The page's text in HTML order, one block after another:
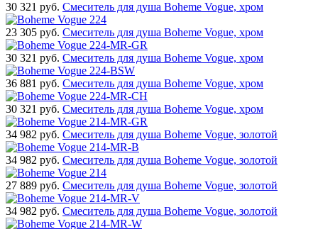
30 321 руб. Смеситель для душа Boheme Vogue, хром
23 305 руб. Смеситель для душа Boheme Vogue, хром
30 321 руб. Смеситель для душа Boheme Vogue, хром
36 881 руб. Смеситель для душа Boheme Vogue, хром
30 321 руб. Смеситель для душа Boheme Vogue, хром
34 982 руб. Смеситель для душа Boheme Vogue, золотой
34 982 руб. Смеситель для душа Boheme Vogue, золотой
27 889 руб. Смеситель для душа Boheme Vogue, золотой
34 982 руб. Смеситель для душа Boheme Vogue, золотой